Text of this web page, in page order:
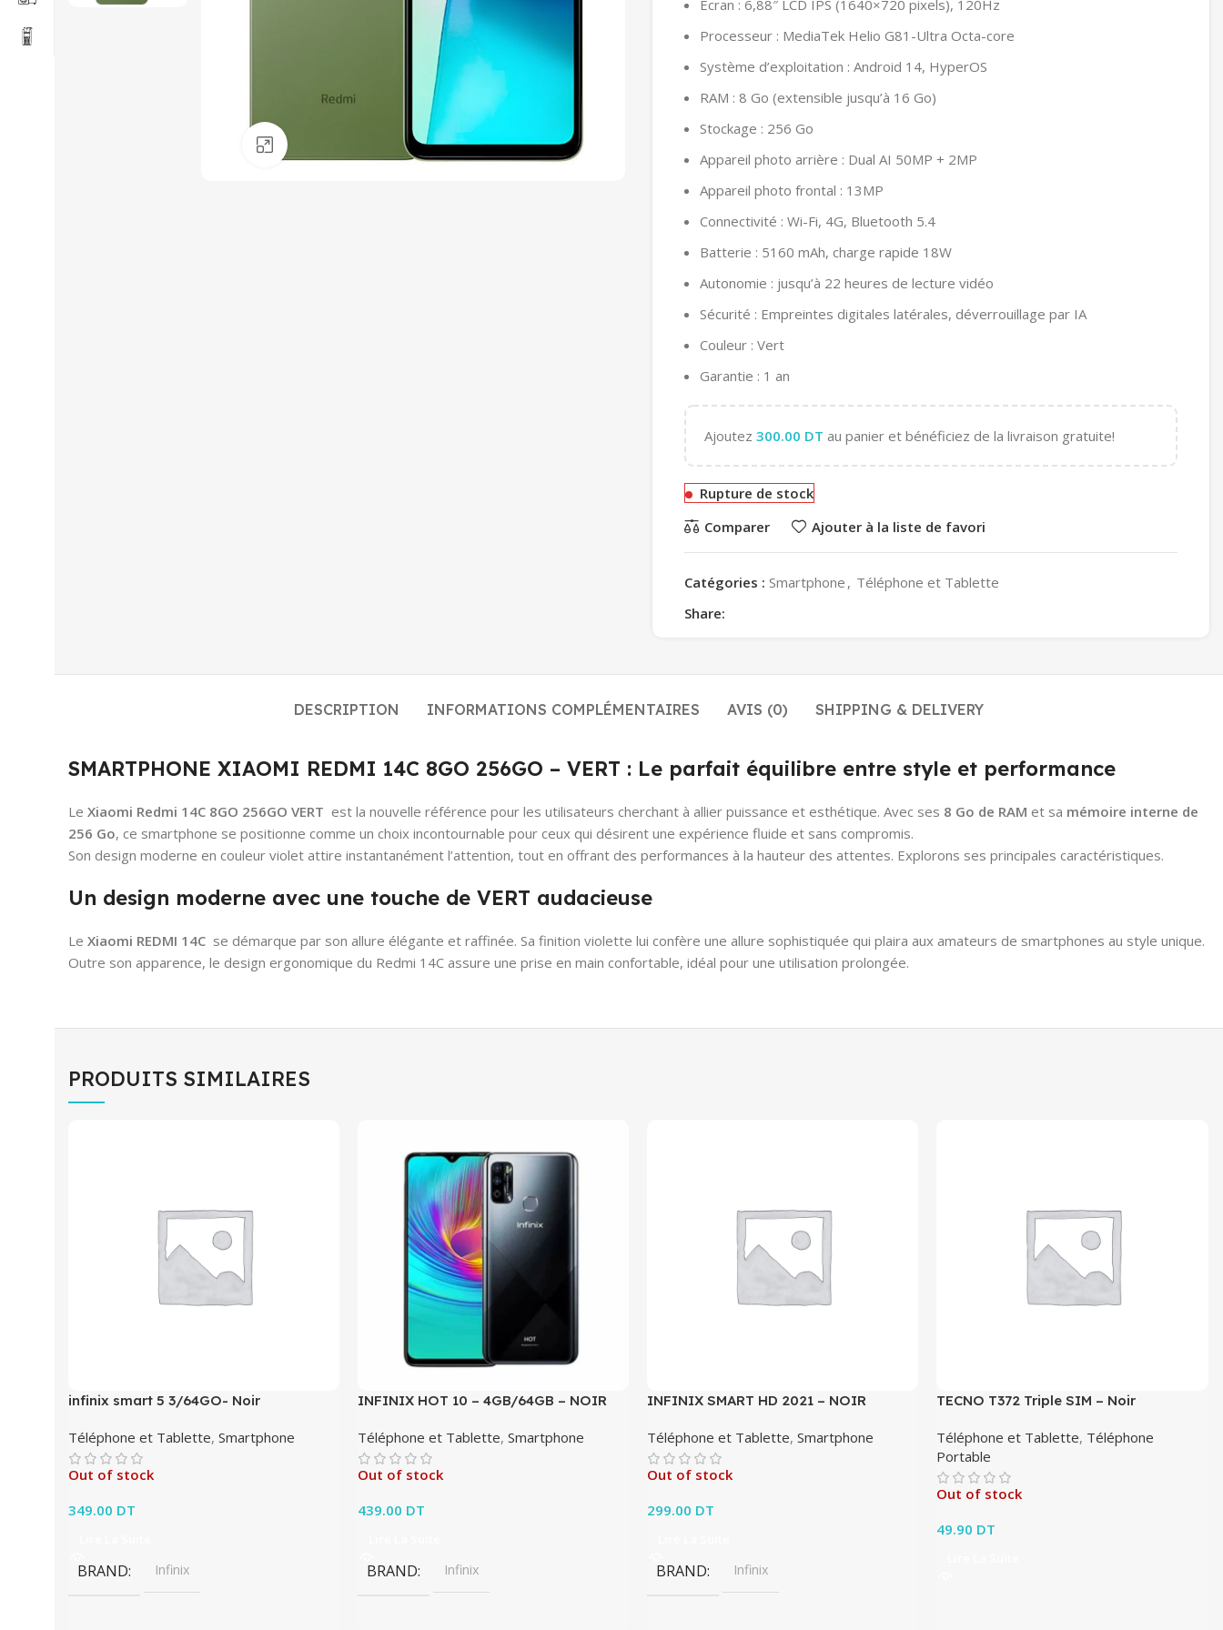
Click to enlarge
Écran : 6,88″ LCD IPS (1640×720 pixels), 120Hz
Processeur : MediaTek Helio G81-Ultra Octa-core
Système d’exploitation : Android 14, HyperOS
RAM : 8 Go (extensible jusqu’à 16 Go)
Stockage : 256 Go
Appareil photo arrière : Dual AI 50MP + 2MP
Appareil photo frontal : 13MP
Connectivité : Wi-Fi, 4G, Bluetooth 5.4
Batterie : 5160 mAh, charge rapide 18W
Autonomie : jusqu’à 22 heures de lecture vidéo
Sécurité : Empreintes digitales latérales, déverrouillage par IA
Couleur : Vert
Garantie : 1 an
Ajoutez 300.00 DT au panier et bénéficiez de la livraison gratuite!
Rupture de stock
Comparer
Ajouter à la liste de favori
Catégories : Smartphone , Téléphone et Tablette
Share:
DESCRIPTION INFORMATIONS COMPLÉMENTAIRES AVIS (0) SHIPPING & DELIVERY
SMARTPHONE XIAOMI REDMI 14C 8GO 256GO – VERT : Le parfait équilibre entre style et performance
Le Xiaomi Redmi 14C 8GO 256GO VERT est la nouvelle référence pour les utilisateurs cherchant à allier puissance et esthétique. Avec ses 8 Go de RAM et sa mémoire interne de
256 Go, ce smartphone se positionne comme un choix incontournable pour ceux qui désirent une expérience fluide et sans compromis.
Son design moderne en couleur violet attire instantanément l’attention, tout en offrant des performances à la hauteur des attentes. Explorons ses principales caractéristiques.
Un design moderne avec une touche de VERT audacieuse
Le Xiaomi REDMI 14C se démarque par son allure élégante et raffinée. Sa finition violette lui confère une allure sophistiquée qui plaira aux amateurs de smartphones au style unique.
Outre son apparence, le design ergonomique du Redmi 14C assure une prise en main confortable, idéal pour une utilisation prolongée.
PRODUITS SIMILAIRES
infinix smart 5 3/64GO- Noir
Téléphone et Tablette, Smartphone
Out of stock
349.00 DT
BRAND Infinix
INFINIX HOT 10 – 4GB/64GB – NOIR
Téléphone et Tablette,Smartphone
Out of stock
439.00 DT
BRAND Infinix
INFINIX SMART HD 2021 – NOIR
Téléphone et Tablette,Smartphone
Out of stock
299.00 DT
BRAND Infinix
TECNO T372 Triple SIM – Noir
Téléphone et Tablette, Téléphone
Portable
Out of stock
49.90 DT